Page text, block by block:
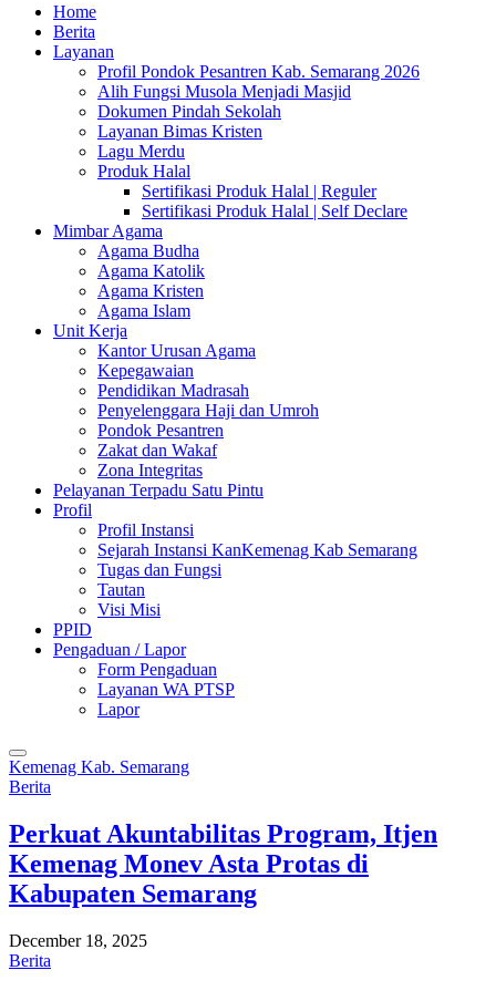
Home
Berita
Layanan
Profil Pondok Pesantren Kab. Semarang 2026
Alih Fungsi Musola Menjadi Masjid
Dokumen Pindah Sekolah
Layanan Bimas Kristen
Lagu Merdu
Produk Halal
Sertifikasi Produk Halal | Reguler
Sertifikasi Produk Halal | Self Declare
Mimbar Agama
Agama Budha
Agama Katolik
Agama Kristen
Agama Islam
Unit Kerja
Kantor Urusan Agama
Kepegawaian
Pendidikan Madrasah
Penyelenggara Haji dan Umroh
Pondok Pesantren
Zakat dan Wakaf
Zona Integritas
Pelayanan Terpadu Satu Pintu
Profil
Profil Instansi
Sejarah Instansi KanKemenag Kab Semarang
Tugas dan Fungsi
Tautan
Visi Misi
PPID
Pengaduan / Lapor
Form Pengaduan
Layanan WA PTSP
Lapor
Kemenag Kab. Semarang
Berita
Perkuat Akuntabilitas Program, Itjen
Kemenag Monev Asta Protas di
Kabupaten Semarang
December 18, 2025
Berita